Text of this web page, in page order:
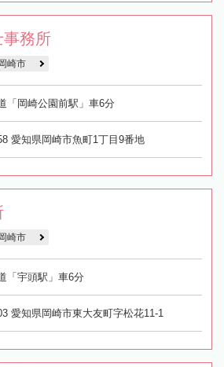
事務所
崎市
「岡崎公園前駅」車6分
愛知県岡崎市魚町1丁目9番地
崎市
「宇頭駅」車6分
愛知県岡崎市東大友町字松花11-1